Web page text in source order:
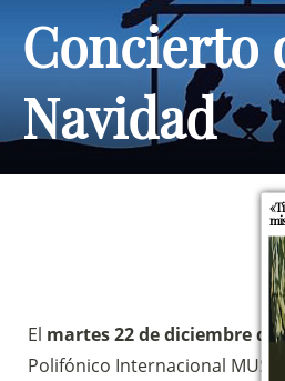
Concierto
Navidad
El martes 22 de diciembre de
Polifónico Internacional